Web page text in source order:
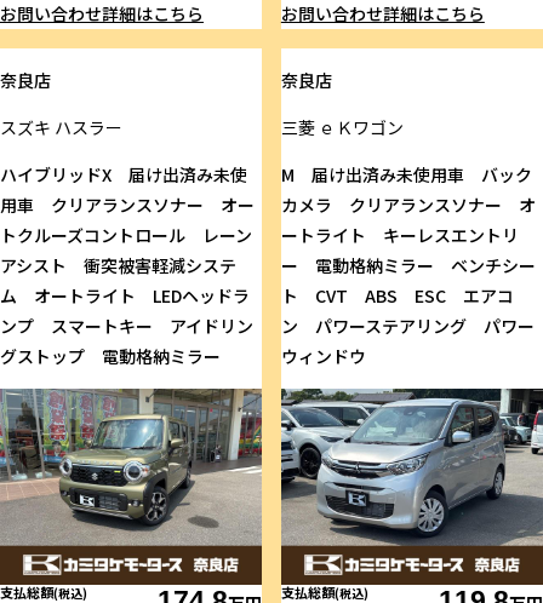
お問い合わせ詳細はこちら
お問い合わせ詳細はこちら
奈良店
スズキ ハスラー
ハイブリッドX 届け出済み未使
用車 クリアランスソナー オー
トクルーズコントロール レーン
アシスト 衝突被害軽減システ
ム オートライト LEDヘッドラ
ンプ スマートキー アイドリン
グストップ 電動格納ミラー
支払総額(税込)
奈良店
三菱ｅＫワゴン
M 届け出済み未使用車 バック
カメラ クリアランスソナー オ
ートライト キーレスエントリ
ー 電動格納ミラー ベンチシー
ト CVT ABS ESC エアコ
ン パワーステアリング パワー
ウィンドウ
支払総額(税込)